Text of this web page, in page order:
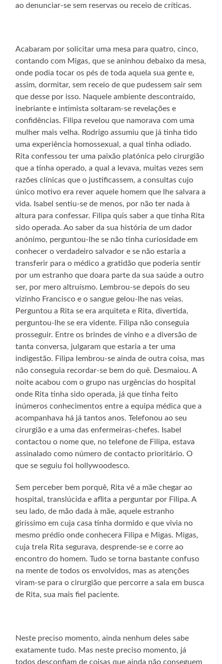
ao denunciar-se sem reservas ou receio de críticas.
Acabaram por solicitar uma mesa para quatro, cinco,
contando com Migas, que se aninhou debaixo da mesa,
onde podia tocar os pés de toda aquela sua gente e,
assim, dormitar, sem receio de que pudessem sair sem
que desse por isso. Naquele ambiente descontraído,
inebriante e intimista soltaram-se revelações e
confidências. Filipa revelou que namorava com uma
mulher mais velha. Rodrigo assumiu que já tinha tido
uma experiência homossexual, a qual tinha odiado.
Rita confessou ter uma paixão platónica pelo cirurgião
que a tinha operado, a qual a levava, muitas vezes sem
razões clínicas que o justificassem, a consultas cujo
único motivo era rever aquele homem que lhe salvara a
vida. Isabel sentiu-se de menos, por não ter nada à
altura para confessar. Filipa quis saber a que tinha Rita
sido operada. Ao saber da sua história de um dador
anónimo, perguntou-lhe se não tinha curiosidade em
conhecer o verdadeiro salvador e se não estaria a
transferir para o médico a gratidão que poderia sentir
por um estranho que doara parte da sua saúde a outro
ser, por mero altruísmo. Lembrou-se depois do seu
vizinho Francisco e o sangue gelou-lhe nas veias.
Perguntou a Rita se era arquiteta e Rita, divertida,
perguntou-lhe se era vidente. Filipa não conseguia
prosseguir. Entre os brindes de vinho e a diversão de
tanta conversa, julgaram que estaria a ter uma
indigestão. Filipa lembrou-se ainda de outra coisa, mas
não conseguia recordar-se bem do quê. Desmaiou. A
noite acabou com o grupo nas urgências do hospital
onde Rita tinha sido operada, já que tinha feito
inúmeros conhecimentos entre a equipa médica que a
acompanhava há já tantos anos. Telefonou ao seu
cirurgião e a uma das enfermeiras-chefes. Isabel
contactou o nome que, no telefone de Filipa, estava
assinalado como número de contacto prioritário. O
que se seguiu foi hollywoodesco.
Sem perceber bem porquê, Rita vê a mãe chegar ao
hospital, translúcida e aflita a perguntar por Filipa. A
seu lado, de mão dada à mãe, aquele estranho
giríssimo em cuja casa tinha dormido e que vivia no
mesmo prédio onde conhecera Filipa e Migas. Migas,
cuja trela Rita segurava, desprende-se e corre ao
encontro do homem. Tudo se torna bastante confuso
na mente de todos os envolvidos, mas as atenções
viram-se para o cirurgião que percorre a sala em busca
de Rita, sua mais fiel paciente.
Neste preciso momento, ainda nenhum deles sabe
exatamente tudo. Mas neste preciso momento, já
todos desconfiam de coisas que ainda não conseguem